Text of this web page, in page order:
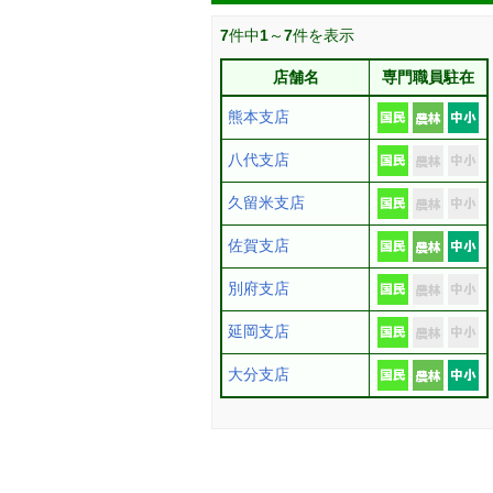
7件中1～7件を表示
店舗名 専門職員駐在
熊本支店
八代支店
久留米支店
佐賀支店
別府支店
延岡支店
大分支店